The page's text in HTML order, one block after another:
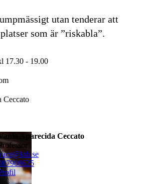
utan tenderar att
som är ”riskabla”.
17.30 - 19.00
Ceccato
Aparecida Ceccato
professor
8625